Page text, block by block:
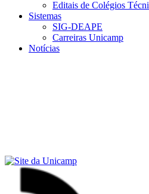
Editais de Colégios
Sistemas
SIG-DEAPE
Carreiras Unicamp
Notícias